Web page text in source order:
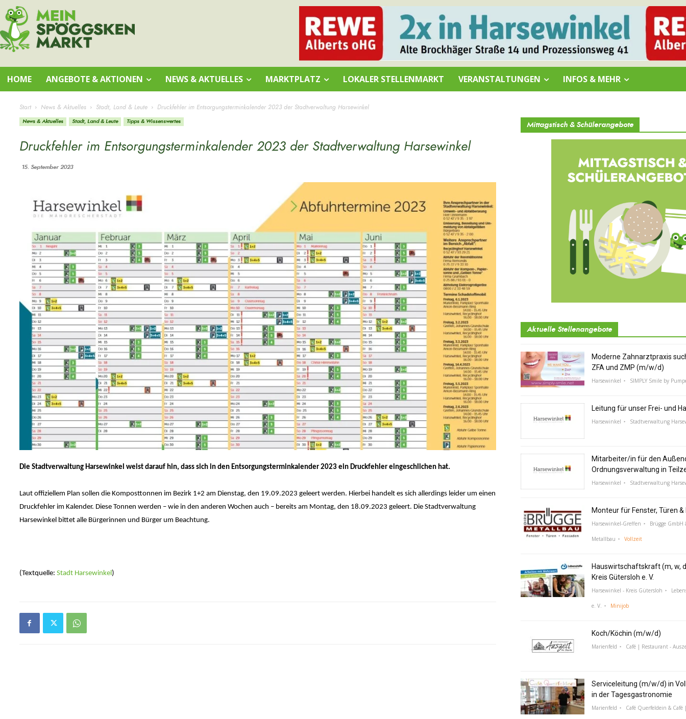
HOME ANGEBOTE & AKTIONEN NEWS & AKTUELLES MARKTPLATZ LOKALER STELLENMARKT VERANSTALTUNGEN INFOS & MEHR
Start News & Aktuelles Stadt, Land & Leute Druckfehler im Entsorgungsterminkalender 2023 der Stadtverwaltung Harsewinkel
News & Aktuelles Stadt, Land & Leute Tipps & Wissenswertes
Druckfehler im Entsorgungsterminkalender 2023 der Stadtverwaltung Harsewinkel
15. September 2023
Die Stadtverwaltung Harsewinkel weist darauf hin, dass sich in den Entsorgungsterminkalender 2023 ein Druckfehler eingeschlichen hat.
Laut offiziellem Plan sollen die Komposttonnen im Bezirk 1+2 am Dienstag, den 19.09.2023 geleert werden. Hierbei handelt es sich allerdings leider um einen
Druckfehler im Kalender. Diese Tonnen werden – wie in den anderen Wochen auch – bereits am Montag, den 18.09.2023 geleert. Die Stadtverwaltung
Harsewinkel bittet alle Bürgerinnen und Bürger um Beachtung.
(Textquelle: Stadt Harsewinkel)
Mittagstisch & Schülerangebote
Aktuelle Stellenangebote
Moderne Zahnarztpraxis
ZFA und ZMP (m/w/d)
Harsewinkel SIMPLY Smile by
Leitung für unser Frei- und
Harsewinkel Stadtverwaltung
Mitarbeiter/in für den
Ordnungsverwaltung in
Harsewinkel Stadtverwaltung
Monteur für Fenster, Türen
Harsewinkel-Greffen Brügge GmbH
Metallbau Vollzeit
Hauswirtschaftskraft (m, w,
Kreis Gütersloh e. V.
Harsewinkel - Kreis Gütersloh
e. V. Minijob
Koch/Köchin (m/w/d)
Marienfeld Café | Restaurant -
Serviceleitung (m/w/d) in
in der Tagesgastronomie
Marienfeld Café Querfeldein &